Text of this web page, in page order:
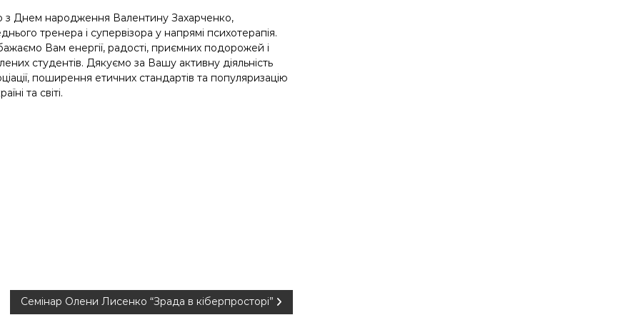
з Днем народження Валентину Захарченко,
тренера і супервізора у напрямі психотерапія.
Вам енергії, радості, приємних подорожей і
студентів. Дякуємо за Вашу активну діяльність
поширення етичних стандартів та популяризацію
та світі.
Семінар Олени Лисенко “Зрада в кіберпросторі”